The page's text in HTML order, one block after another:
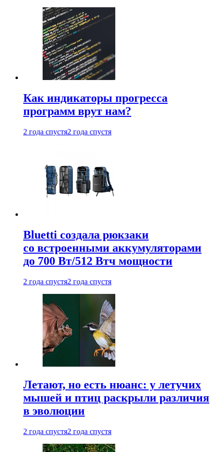
Как индикаторы прогресса
программ врут нам?
2 года спустя2 года спустя
Bluetti создала рюкзаки
со встроенными аккумуляторами
до 700 Вт/512 Втч мощности
2 года спустя2 года спустя
Летают, но есть нюанс: у летучих
мышей и птиц раскрыли различия
в эволюции
2 года спустя2 года спустя